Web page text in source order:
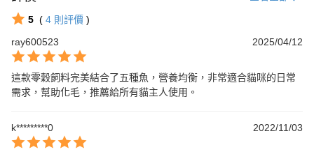
5 ( 4 則評價 )
ray600523
2025/04/12
這款零穀飼料完美結合了五種魚，營養均衡，非常適合貓咪的日常
需求，幫助化毛，推薦給所有貓主人使用。
k*********0 2022/11/03